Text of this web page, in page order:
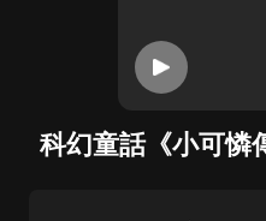
科幻童話《小可憐